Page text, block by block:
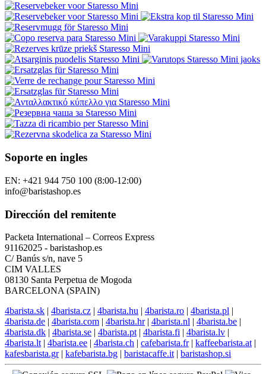
Soporte en ingles
EN: +421 944 750 100 (8:00-12:00)
info@baristashop.es
Dirección del remitente
Packeta International – Correos Express
91162025 - baristashop.es
C/ Banús s/n, nave 5
CIM VALLES
08130 Santa Perpetua de Mogoda
BARCELONA (SPAIN)
4barista.sk | 4barista.cz | 4barista.hu | 4barista.ro | 4barista.pl |
4barista.de | 4barista.com | 4barista.hr| 4barista.nl | 4barista.be |
4barista.dk | 4barista.se | 4barista.pt | 4barista.fi | 4barista.lv |
4barista.lt | 4barista.ee | 4barista.ch | cafebarista.fr| kaffeebarista.at |
kafesbarista.gr| kafebarista.bg | baristacaffe.it | baristashop.si